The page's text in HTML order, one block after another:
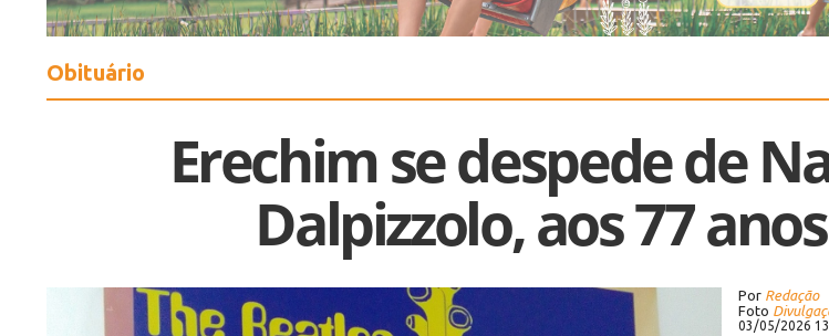
Obituário
Erechim se despede de
Dalpizzolo, aos 77 anos
Por Redação
Foto
03/05/2026